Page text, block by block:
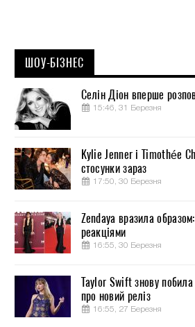
ШОУ-БІЗНЕС
Селін Діон вперше
15:46, 31 Березня
Kylie Jenner і Timothée
стосунки зараз
17:50, 30 Березня
Zendaya вразила
реакціями
16:55, 30 Березня
Taylor Swift знову
про новий реліз
16:55, 27 Березня